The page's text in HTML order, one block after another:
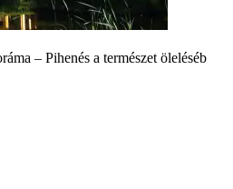
– Pihenés a természet öleléséb